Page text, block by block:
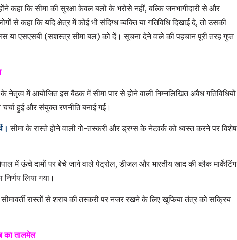
कहा कि सीमा की सुरक्षा केवल बलों के भरोसे नहीं, बल्कि जनभागीदारी से और
से कहा कि यदि क्षेत्र में कोई भी संदिग्ध व्यक्ति या गतिविधि दिखाई दे, तो उसकी
या एसएसबी (सशस्त्र सीमा बल) को दें। सूचना देने वाले की पहचान पूरी तरह गुप्त
के नेतृत्व में आयोजित इस बैठक में सीमा पार से होने वाली निम्नलिखित अवैध गतिविधियों
हुई और संयुक्त रणनीति बनाई गई।
सीमा के रास्ते होने वाली गो-तस्करी और ड्रग्स के नेटवर्क को ध्वस्त करने पर विशेष
में ऊंचे दामों पर बेचे जाने वाले पेट्रोल, डीजल और भारतीय खाद की ब्लैक मार्केटिंग
लिया गया।
सीमावर्ती रास्तों से शराब की तस्करी पर नजर रखने के लिए खुफिया तंत्र को सक्रिय
का तालमेल